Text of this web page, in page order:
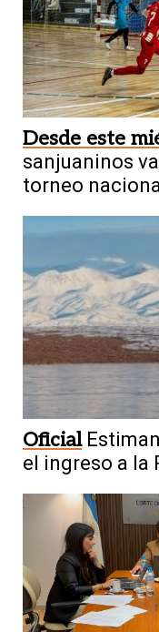
Desde este
sanjuaninos
torneo
Oficial
el ingreso a la